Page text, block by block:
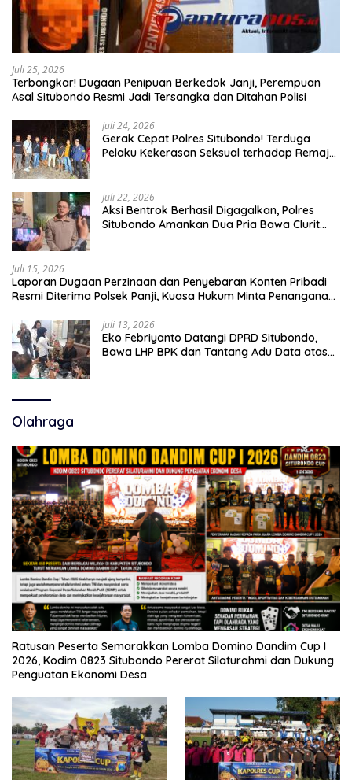
Juli 25, 2026
Terbongkar! Dugaan Penipuan Berkedok Janji, Perempuan
Asal Situbondo Resmi Jadi Tersangka dan Ditahan Polisi
Juli 24, 2026
Gerak Cepat Polres Situbondo! Terduga
Pelaku Kekerasan Seksual terhadap Remaja
Juli 22, 2026
Aksi Bentrok Berhasil Digagalkan, Polres
Situbondo Amankan Dua Pria Bawa Clurit
Juli 15, 2026
Laporan Dugaan Perzinaan dan Penyebaran Konten Pribadi
Resmi Diterima Polsek Panji, Kuasa Hukum Minta Penanganan
Juli 13, 2026
Eko Febriyanto Datangi DPRD Situbondo,
Bawa LHP BPK dan Tantang Adu Data atas
Olahraga
Ratusan Peserta Semarakkan Lomba Domino Dandim Cup I
2026, Kodim 0823 Situbondo Pererat Silaturahmi dan Dukung
Penguatan Ekonomi Desa